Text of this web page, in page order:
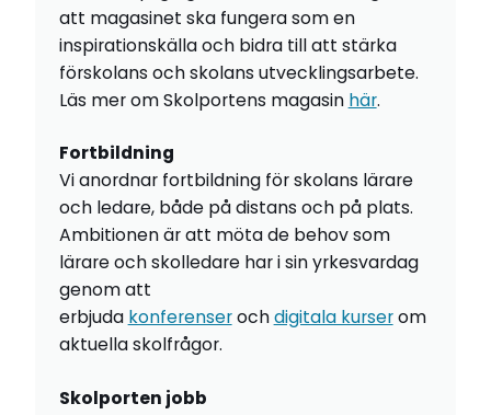
att magasinet ska fungera som en
inspirationskälla och bidra till att stärka
förskolans och skolans utvecklingsarbete.
Läs mer om Skolportens magasin här.
Fortbildning
Vi anordnar fortbildning för skolans lärare
och ledare, både på distans och på plats.
Ambitionen är att möta de behov som
lärare och skolledare har i sin yrkesvardag
genom att
erbjuda konferenserochdigitala kurserom
aktuella skolfrågor.
Skolporten jobb